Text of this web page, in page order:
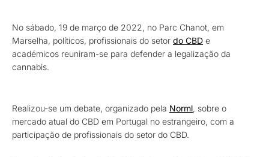
No sábado, 19 de março de 2022, no Parc Chanot, em
Marselha, políticos, profissionais do setor do CBD e
académicos reuniram-se para defender a legalização da
cannabis.
Realizou-se um debate, organizado pela Norml, sobre o
mercado atual do CBD em Portugal no estrangeiro, com a
participação de profissionais do setor do CBD.